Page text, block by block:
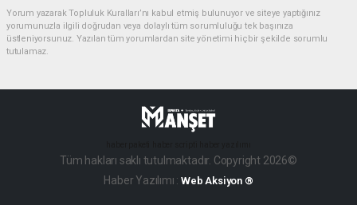
Yorum yazarak Topluluk Kuralları’nı kabul etmiş bulunuyor ve siteye yaptığınız
yorumunuzla ilgili doğrudan veya dolaylı tüm sorumluluğu tek başınıza
üstleniyorsunuz. Yazılan tüm yorumlardan site yönetimi hiçbir şekilde sorumlu
tutulamaz.
Tüm hakları saklı tutulmaktadır. Copyright 2026©
Haber Yazılımı :Web Aksiyon ®